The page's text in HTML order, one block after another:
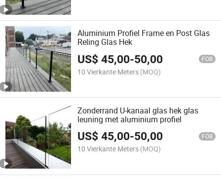
Aluminium Profiel Frame en Post Glas
Reling Glas Hek
US$45,00-50,00 FOB
10 Vierkante Meters (MOQ)
Zonderrand U-kanaal glas hek glas
leuning met aluminium profiel
US$45,00-50,00 FOB
10 Vierkante Meters (MOQ)